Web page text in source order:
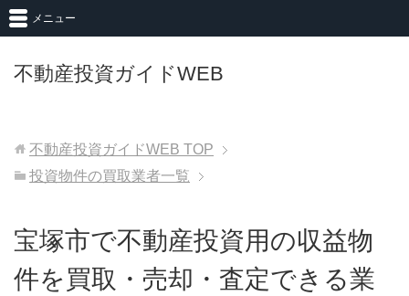
不動産投資ガイドWEB
メニュー
不動産投資ガイドWEB TOP
投資物件の買取業者一覧
宝塚市で不動産投資用の収益物
件を買取・売却・査定できる業